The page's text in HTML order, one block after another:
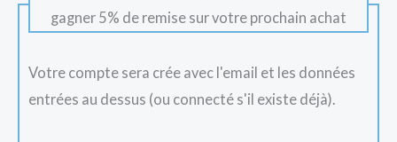
gagner 5% de remise sur votre prochain achat
Votre compte sera crée avec l'email et les données
entrées au dessus (ou connecté s'il existe déjà).